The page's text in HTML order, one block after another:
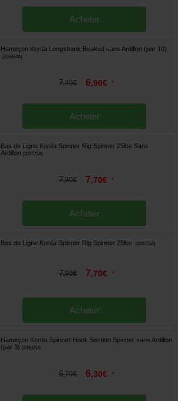
Acheter
Hameçon Korda Longshank Beaked sans Ardillon (par 10)
209864A]
7,40€ 6,90€ *
Acheter
Bas de Ligne Korda Spinner Rig Spinner 25lbs Sans
Ardillon
209775A]
7,90€ 7,70€ *
Acheter
Bas de Ligne Korda Spinner Rig Spinner 25lbs 209773A]
7,90€ 7,70€ *
Acheter
Hameçon Korda Spinner Hook Section Spinner sans Ardillon
(par 3)
209025A]
6,70€ 6,30€ *